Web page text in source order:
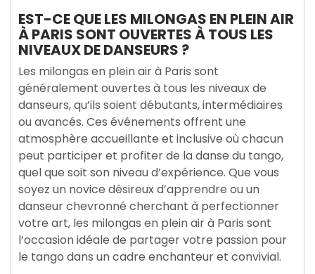
EST-CE QUE LES MILONGAS EN PLEIN AIR
À PARIS SONT OUVERTES À TOUS LES
NIVEAUX DE DANSEURS ?
Les milongas en plein air à Paris sont
généralement ouvertes à tous les niveaux de
danseurs, qu’ils soient débutants, intermédiaires
ou avancés. Ces événements offrent une
atmosphère accueillante et inclusive où chacun
peut participer et profiter de la danse du tango,
quel que soit son niveau d’expérience. Que vous
soyez un novice désireux d’apprendre ou un
danseur chevronné cherchant à perfectionner
votre art, les milongas en plein air à Paris sont
l’occasion idéale de partager votre passion pour
le tango dans un cadre enchanteur et convivial.